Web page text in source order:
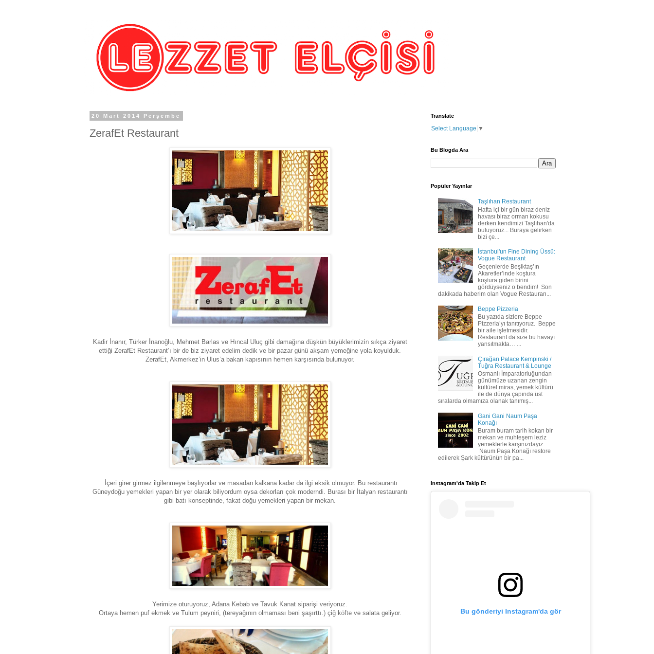
20 Mart 2014 Perşembe
ZerafEt Restaurant
Kadir İnanır, Türker İnanoğlu, Mehmet Barlas ve Hıncal Uluç gibi damağına düşkün büyüklerimizin sıkça ziyaret
ettiği ZerafEt Restaurant’ı bir de biz ziyaret edelim dedik ve bir pazar günü akşam yemeğine yola koyulduk.
ZerafEt, Akmerkez’in Ulus’a bakan kapısının hemen karşısında bulunuyor.
İçeri girer girmez ilgilenmeye başlıyorlar ve masadan kalkana kadar da ilgi eksik olmuyor. Bu restaurantı
Güneydoğu yemekleri yapan bir yer olarak biliyordum oysa dekorları çok moderndi. Burası bir İtalyan restaurantı
gibi batı konseptinde, fakat doğu yemekleri yapan bir mekan.
Yerimize oturuyoruz, Adana Kebab ve Tavuk Kanat siparişi veriyoruz.
Ortaya hemen puf ekmek ve Tulum peyniri, (tereyağının olmaması beni şaşırttı.) çiğ köfte ve salata geliyor.
Translate
Select Language ▼
Bu Blogda Ara
Popüler Yayınlar
Taşlıhan Restaurant
Hafta içi bir gün biraz deniz
havası biraz orman kokusu
derken kendimizi Taşlıhan'da
buluyoruz... Buraya gelirken
bizi çe...
İstanbul'un Fine Dining Üssü:
Vogue Restaurant
Geçenlerde Beşiktaş’ın
Akaretler’inde koştura
koştura giden birini
gördüyseniz o bendim! Son
dakikada haberim olan Vogue Restauran...
Beppe Pizzeria
Bu yazıda sizlere Beppe
Pizzeria’yı tanıtıyoruz. Beppe
bir aile işletmesidir.
Restaurant da size bu havayı
yansıtmakta… ...
Çırağan Palace Kempinski /
Tuğra Restaurant & Lounge
Osmanlı İmparatorluğundan
günümüze uzanan zengin
kültürel miras, yemek kültürü
ile de dünya çapında üst
sıralarda olmamıza olanak tanımış...
Gani Gani Naum Paşa
Konağı
Buram buram tarih kokan bir
mekan ve muhteşem leziz
yemeklerle karşınızdayız.
Naum Paşa Konağı restore
edilerek Şark kültürünün bir pa...
Instagram'da Takip Et
Bu gönderiyi Instagram'da gör